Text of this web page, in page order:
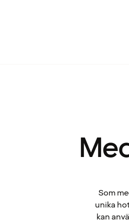
Som
unika
kan